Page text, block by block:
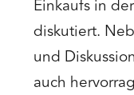
Einkaufs in
diskutiert.
und
auch